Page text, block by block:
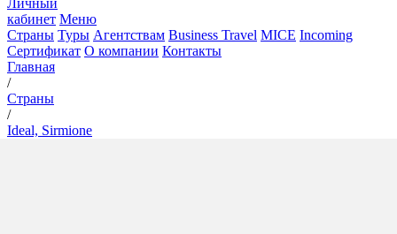
Личный
кабинет Меню
Страны Туры Агентствам Business Travel MICE Incoming
Сертификат О компании Контакты
Главная
/
Страны
/
Ideal, Sirmione